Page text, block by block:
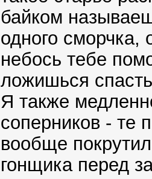
байком
одного сморчка,
небось тебе
ложишься
Я также
соперников - те
вообще
гонщика перед